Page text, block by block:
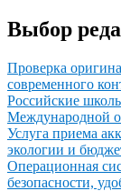
Выбор
Проверка
современного
Российские
Международной
Услуга приема
экологии и
Операционная
безопасности,